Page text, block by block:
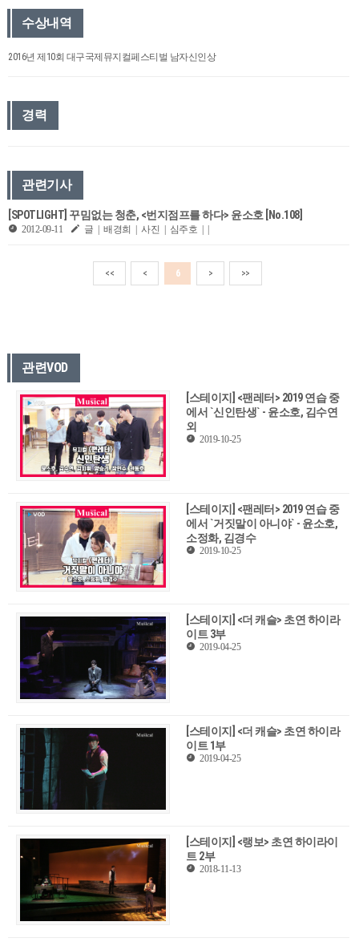
수상내역
2016년 제10회 대구국제뮤지컬페스티벌 남자신인상
경력
관련기사
[SPOTLIGHT] 꾸밈없는 청춘, <번지점프를 하다> 윤소호 [No.108]
2012-09-11 글 | 배경희 | 사진 | 심주호 | |
<< < 6 > >>
관련VOD
[스테이지] <팬레터> 2019 연습 중
에서 `신인탄생` - 윤소호, 김수연
외
2019-10-25
[스테이지] <팬레터> 2019 연습 중
에서 `거짓말이 아니야` - 윤소호,
소정화, 김경수
2019-10-25
[스테이지] <더 캐슬> 초연 하이라
이트 3부
2019-04-25
[스테이지] <더 캐슬> 초연 하이라
이트 1부
2019-04-25
[스테이지] <랭보> 초연 하이라이
트 2부
2018-11-13